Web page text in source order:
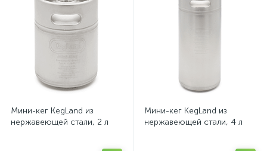
Мини-кег KegLand из
нержавеющей стали, 2 л
Мини-кег KegLand из
нержавеющей стали, 4 л